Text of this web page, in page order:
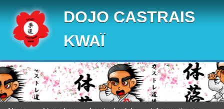
DOJO CASTRAIS
KWAÏ
Panneau de gestion des cookies